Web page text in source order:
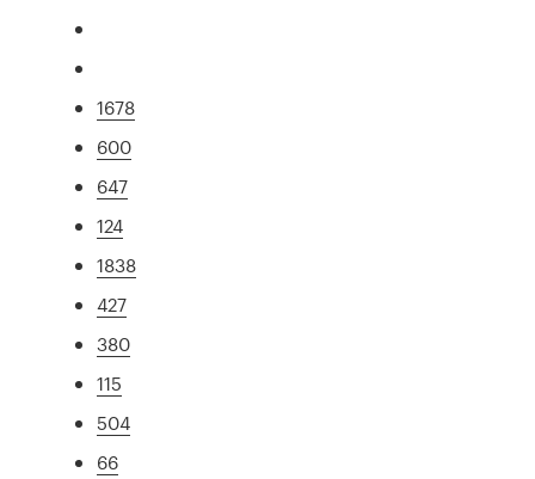
1678
600
647
124
1838
427
380
115
504
66